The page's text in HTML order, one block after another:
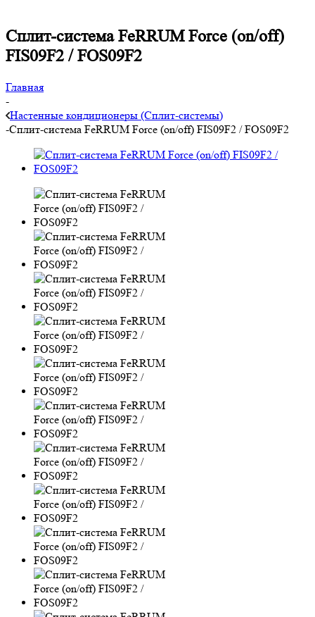
Сплит-система FeRRUM Force (on/off)
FIS09F2 / FOS09F2
Главная
-
Настенные кондиционеры (Сплит-системы)
-Сплит-система FeRRUM Force (on/off) FIS09F2 / FOS09F2